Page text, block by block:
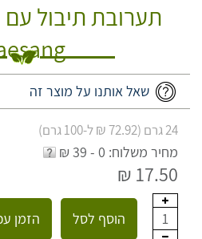
תערובת תיבול עם
שאל אותנו על מוצר זה
24 גרם (72.92 ₪ ל-100 גרם)
מחיר משלוח: 0 - 39 ₪
17.50 ₪
1 הוסף לסל הזמן